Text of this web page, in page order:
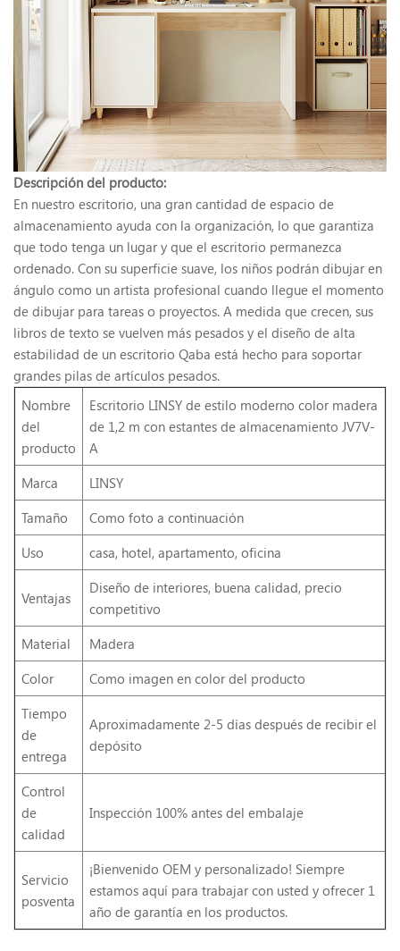
Descripción del producto:
En nuestro escritorio, una gran cantidad de espacio de
almacenamiento ayuda con la organización, lo que garantiza
que todo tenga un lugar y que el escritorio permanezca
ordenado. Con su superficie suave, los niños podrán dibujar en
ángulo como un artista profesional cuando llegue el momento
de dibujar para tareas o proyectos. A medida que crecen, sus
libros de texto se vuelven más pesados ​​y el diseño de alta
estabilidad de un escritorio Qaba está hecho para soportar
grandes pilas de artículos pesados.
Nombre
del
producto
Escritorio LINSY de estilo moderno color madera
de 1,2 m con estantes de almacenamiento JV7V-
A
Marca
LINSY
Tamaño
Como foto a continuación
Uso
casa, hotel, apartamento, oficina
Ventajas
Diseño de interiores, buena calidad, precio
competitivo
Material
Madera
Color
Como imagen en color del producto
Tiempo
de
entrega
Aproximadamente 2-5 días después de recibir el
depósito
Control
de
calidad
Inspección 100% antes del embalaje
Servicio
posventa
¡Bienvenido OEM y personalizado! Siempre
estamos aquí para trabajar con usted y ofrecer 1
año de garantía en los productos.